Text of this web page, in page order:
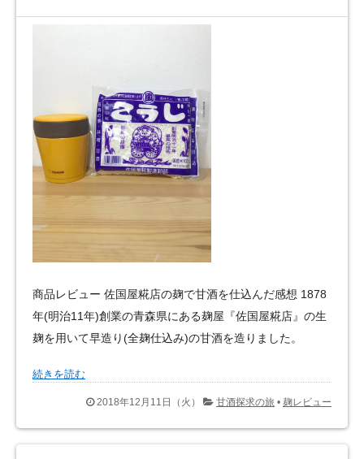
商品レビュー 佐国屋糀店の麹で甘酒を仕込んだ感想 1878
年(明治11年)創業の青森県にある麹屋『佐国屋糀店』の生
麹を用いて早造り(全麹仕込み)の甘酒を造りました。
続きを読む
2018年12月11日（火） 甘酒探求の旅 • 麹レビュー